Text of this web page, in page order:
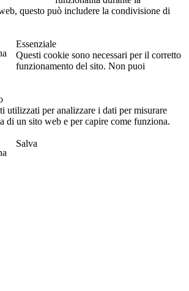
questo può includere la condivisione di
Essenziale
Questi cookie sono necessari per il corretto
funzionamento del sito. Non puoi
utilizzati per analizzare i dati per misurare
di un sito web e per capire come funziona.
Salva